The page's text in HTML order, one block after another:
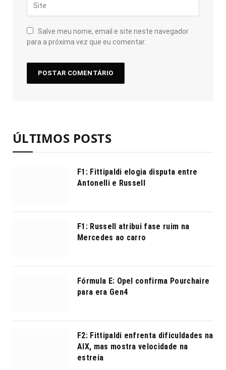
Salve meu nome, email e site neste navegador
para a próxima vez que eu comentar.
ÚLTIMOS POSTS
F1: Fittipaldi elogia disputa entre
Antonelli e Russell
F1: Russell atribui fase ruim na
Mercedes ao carro
Fórmula E: Opel confirma Pourchaire
para era Gen4
F2: Fittipaldi enfrenta dificuldades na
AIX, mas mostra velocidade na
estreia